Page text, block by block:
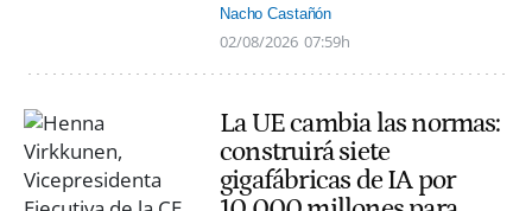
Nacho Castañón
02/08/2026 07:59h
La UE cambia las normas:
construirá siete
gigafábricas de IA por